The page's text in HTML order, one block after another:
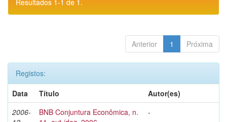
Resultados 1-1 de 1.
Anterior 1 Próxima
Registos:
Data
Título
Autor(es)
2006-
BNB Conjuntura Econômica, n.
-